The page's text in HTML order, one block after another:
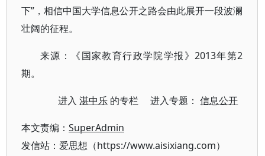
下”，相信中国大学信息公开之路会由此展开一段波澜
壮阔的征程。
来源：《国家教育行政学院学报》2013年第2
期。
进入湛中乐 的专栏 进入专题：信息公开
本文责编： SuperAdmin
发信站：爱思想（https://www.aisixiang.com）